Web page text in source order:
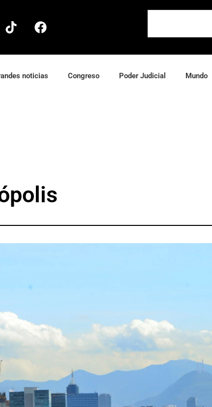
noticias Congreso Poder Judicial Mundo